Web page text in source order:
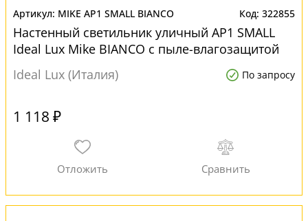
MIKE AP1 SMALL BIANCO 322855
Настенный светильник уличный AP1 SMALL
Ideal Lux Mike BIANCO с пыле-влагозащитой
ip54
Ideal Lux (Италия) По запросу
1 118 ₽